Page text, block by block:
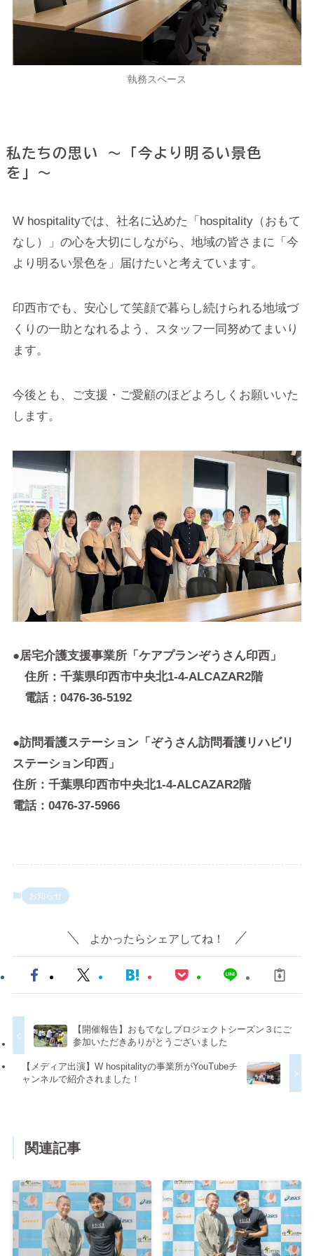
執務スペース
私たちの思い 〜「今より明るい景色
を」〜
W hospitalityでは、社名に込めた「hospitality（おもて
なし）」の心を大切にしながら、地域の皆さまに「今
より明るい景色を」届けたいと考えています。
印西市でも、安心して笑顔で暮らし続けられる地域づ
くりの一助となれるよう、スタッフ一同努めてまいり
ます。
今後とも、ご支援・ご愛顧のほどよろしくお願いいた
します。
●居宅介護支援事業所「ケアプランぞうさん印西」
住所：千葉県印西市中央北1-4-ALCAZAR2階
電話：0476-36-5192
●訪問看護ステーション「ぞうさん訪問看護リハビリ
ステーション印西」
住所：千葉県印西市中央北1-4-ALCAZAR2階
電話：0476-37-5966
お知らせ
よかったらシェアしてね！
【開催報告】おもてなしプロジェクトシーズン３にご
参加いただきありがとうございました
【メディア出演】W hospitalityの事業所がYouTubeチ
ャンネルで紹介されました！
関連記事